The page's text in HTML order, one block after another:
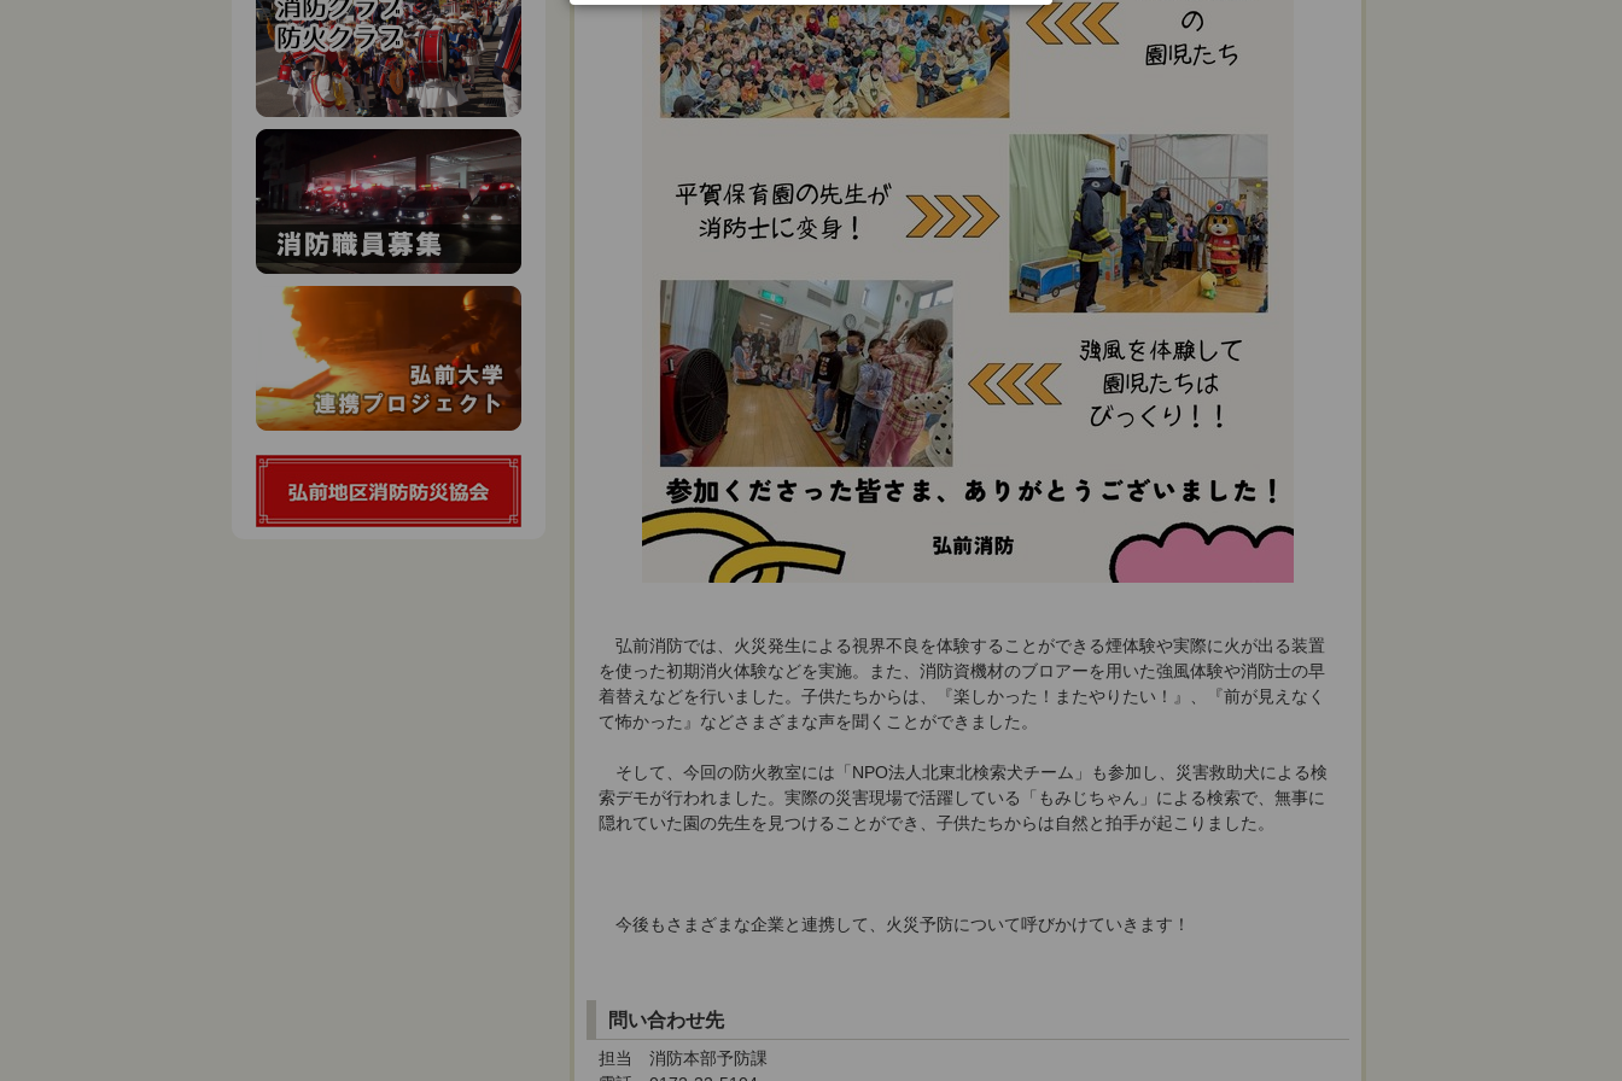
弘前消防では、火災発生による視界不良を体験することができる煙体験や実際に火が出る装置
を使った初期消火体験などを実施。また、消防資機材のブロアーを用いた強風体験や消防士の早
着替えなどを行いました。子供たちからは、『楽しかった！またやりたい！』、『前が見えなく
て怖かった』などさまざまな声を聞くことができました。
そして、今回の防火教室には「NPO法人北東北検索犬チーム」も参加し、災害救助犬による検
索デモが行われました。実際の災害現場で活躍している「もみじちゃん」による検索で、無事に
隠れていた園の先生を見つけることができ、子供たちからは自然と拍手が起こりました。
今後もさまざまな企業と連携して、火災予防について呼びかけていきます！
問い合わせ先
担当 消防本部予防課